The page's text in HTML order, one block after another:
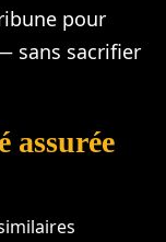
pour
sans sacrifier
assurée